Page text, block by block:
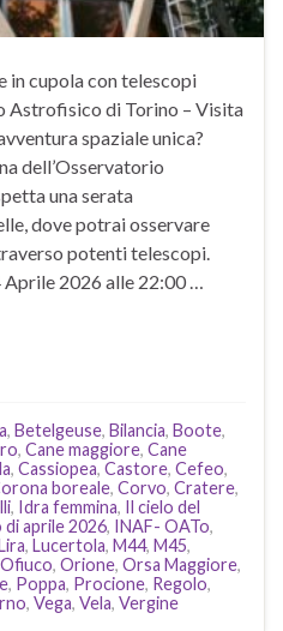
in cupola con telescopi
Astrofisico di Torino – Visita
spaziale unica?
dell’Osservatorio
una serata
dove potrai osservare
potenti telescopi.
Aprile 2026 alle 22:00 …
, Betelgeuse, Bilancia, Boote,
, Cane maggiore, Cane
, Cassiopea, Castore, Cefeo,
boreale, Corvo, Cratere,
, Idra femmina, Il cielo del
di aprile 2026, INAF- OATo,
, Lucertola, M44, M45,
Ofiuco, Orione, Orsa Maggiore,
, Poppa, Procione, Regolo,
, Vega, Vela, Vergine